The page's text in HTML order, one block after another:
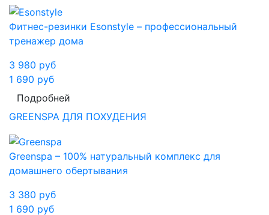
Фитнес-резинки Esonstyle – профессиональный
тренажер дома
3 980 руб
1 690 руб
Подробней
GREENSPA ДЛЯ ПОХУДЕНИЯ
Greenspa – 100% натуральный комплекс для
домашнего обертывания
3 380 руб
1 690 руб